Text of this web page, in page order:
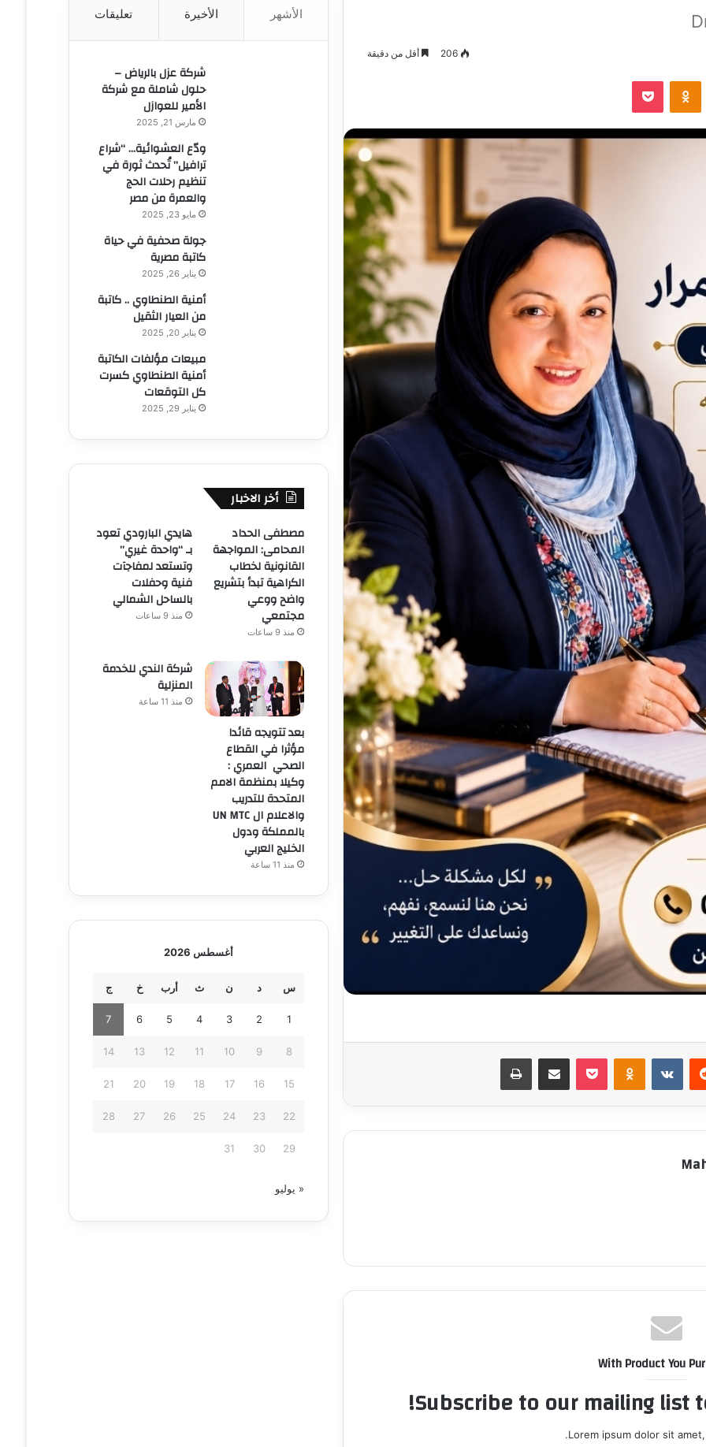
206 أقل من دقيقة
Odnoklassniki بوكيت
‏Reddit
‏VKontakte
Odnoklassniki بوكيت مشاركة عبر البريد طباعة
With Product You
Subscribe to our mailing list
Lorem ipsum dolor sit
الأشهر الأخيرة تعليقات
شركة عزل بالرياض –
حلول شاملة مع شركة
الأمير للعوازل
مارس 21, 2025
ودّع العشوائية… “شراع
ترافيل” تُحدث ثورة في
تنظيم رحلات الحج
والعمرة من مصر
مايو 23, 2025
جولة صحفية في حياة
كاتبة مصرية
يناير 26, 2025
أمنية الطنطاوي .. كاتبة
من العيار الثقيل
يناير 20, 2025
مبيعات مؤلفات الكاتبة
أمنية الطنطاوي كسرت
كل التوقعات
يناير 29, 2025
أخر الاخبار
مصطفى الحداد
المحامى: المواجهة
القانونية لخطاب
الكراهية تبدأ بتشريع
واضح ووعي
مجتمعي
منذ 9 ساعات
هايدي البارودي تعود
بـ “واحدة غيري”
وتستعد لمفاجآت
فنية وحفلات
بالساحل الشمالي
منذ 9 ساعات
بعد تتويجه قائدا
مؤثرا في القطاع
الصحي العمري :
وكيلا بمنظمة الامم
المتحدة للتدريب
والاعلام ال UN MTC
بالمملكة ودول
الخليج العربي
منذ 11 ساعة
شركة الندي للخدمة
المنزلية
منذ 11 ساعة
أغسطس 2026
س د ن ث أرب خ ج
1
2
3
4
5
6
7
8
9
10
11
12
13
14
15
16
17
18
19
20
21
22
23
24
25
26
27
28
29
30
31
« يوليو